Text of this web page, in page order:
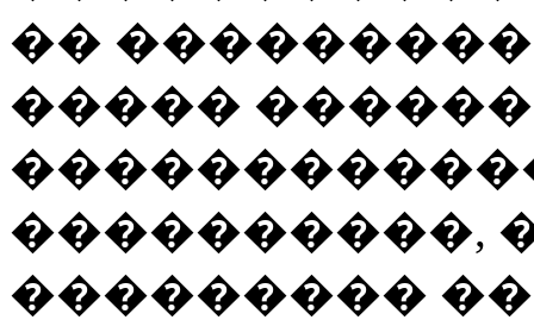
��
�����
����������,
���������